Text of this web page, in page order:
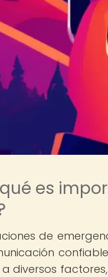
qué es
de
diversos